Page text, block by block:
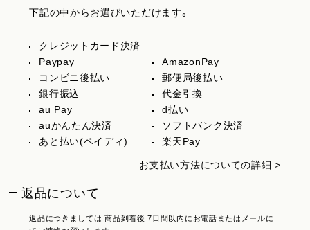
下記の中からお選びいただけます。
クレジットカード決済
Paypay
AmazonPay
コンビニ後払い
郵便局後払い
銀行振込
代金引換
au Pay
d払い
auかんたん決済
ソフトバンク決済
あと払い(ペイディ)
楽天Pay
お支払い方法についての詳細 >
返品について
返品につきましては 商品到着後 7日間以内にお電話またはメールに